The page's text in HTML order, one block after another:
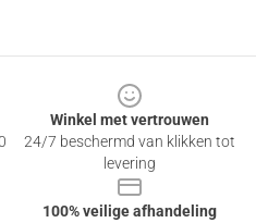
Winkel met vertrouwen
24/7 beschermd van klikken tot
levering
100% veilige afhandeling